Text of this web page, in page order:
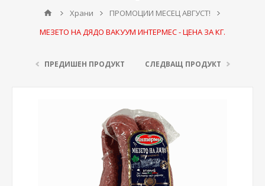
Храни
ПРОМОЦИИ МЕСЕЦ АВГУСТ!
МЕЗЕТО НА ДЯДО ВАКУУМ ИНТЕРМЕС - ЦЕНА ЗА КГ.
ПРЕДИШЕН ПРОДУКТ СЛЕДВАЩ ПРОДУКТ